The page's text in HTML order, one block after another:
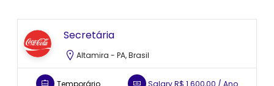
Secretária
Altamira - PA, Brasil
Temporário SalaryR$ 1.600,00 / Ano